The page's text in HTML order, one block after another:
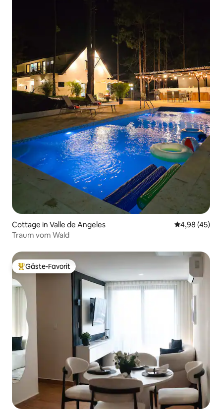
Cottage in Valle de Angeles
4,98 (45)
Traum vom Wald
Beliebter Gäste-Favorit.
Gäste-Favorit